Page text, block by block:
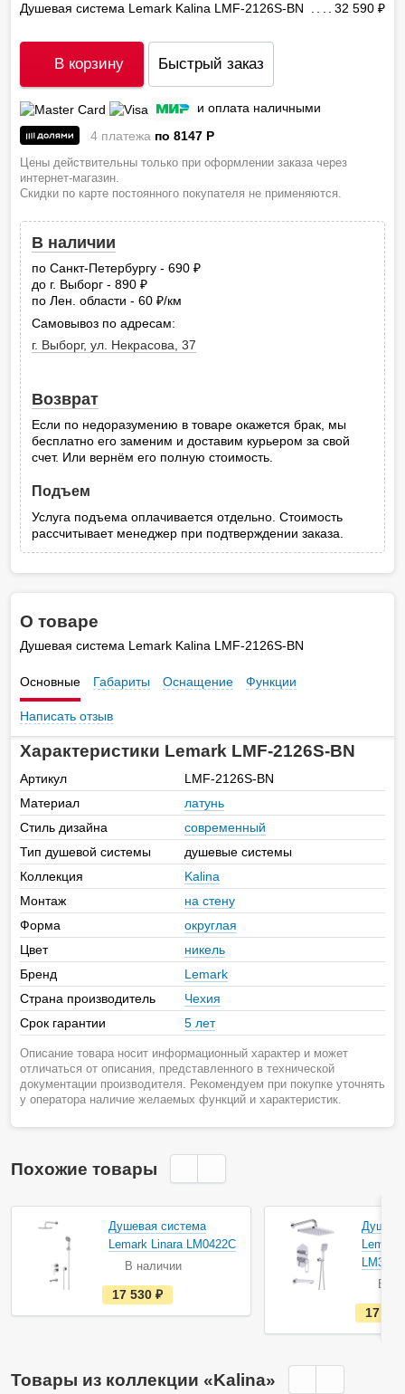
Душевая система Lemark Kalina LMF-2126S-BN 32 590
В корзину Быстрый заказ
и оплата наличными
4 платежа по 8147 P
Цены действительны только при оформлении заказа через
интернет-магазин.
Скидки по карте постоянного покупателя не применяются.
В наличии
по Санкт-Петербургу - 690
до г. Выборг - 890
по Лен. области - 60
руб.
/км
Самовывоз по адресам:
г. Выборг, ул. Некрасова, 37
Возврат
Если по недоразумению в товаре окажется брак, мы
бесплатно его заменим и доставим курьером за свой
счет. Или вернём его полную стоимость.
Подъем
Услуга подъема оплачивается отдельно. Стоимость
рассчитывает менеджер при подтверждении заказа.
О товаре
Душевая система Lemark Kalina LMF-2126S-BN
Основные Габариты Оснащение Функции
Написать отзыв
Характеристики Lemark LMF-2126S-BN
Артикул
LMF-2126S-BN
Материал
латунь
Стиль дизайна
современный
Тип душевой системы
душевые системы
Коллекция
Kalina
Монтаж
на стену
Форма
округлая
Цвет
никель
Бренд
Lemark
Страна производитель
Чехия
Срок гарантии
5 лет
Описание товара носит информационный характер и может
отличаться от описания, представленного в технической
документации производителя. Рекомендуем при покупке уточнять
у оператора наличие желаемых функций и характеристик.
Похожие товары
Душевая система
Lemark Linara LM0422C
В наличии
е
с
т
л
17 530
Lemark
В
17
Товары из коллекции «Kalina»